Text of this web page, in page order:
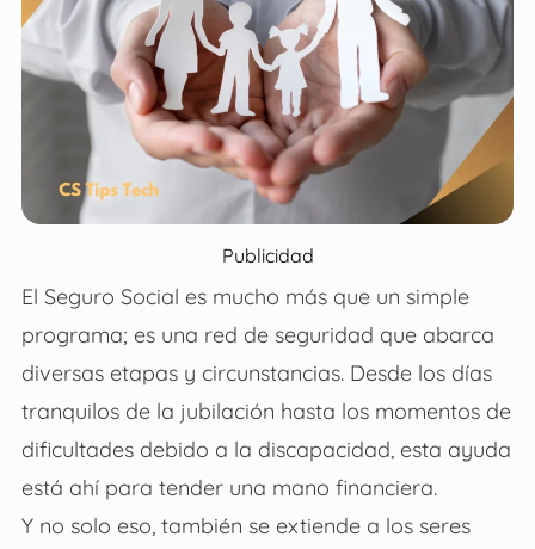
Publicidad
El Seguro Social es mucho más que un simple
programa; es una red de seguridad que abarca
diversas etapas y circunstancias. Desde los días
tranquilos de la jubilación hasta los momentos de
dificultades debido a la discapacidad, esta ayuda
está ahí para tender una mano financiera.
Y no solo eso, también se extiende a los seres